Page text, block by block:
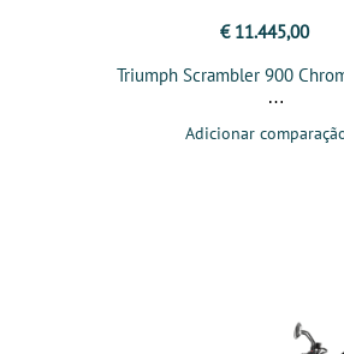
€ 11.445,00
Triumph Scrambler 900
Adicionar